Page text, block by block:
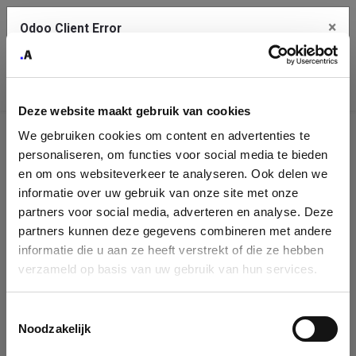
Deze website maakt gebruik van cookies
We gebruiken cookies om content en advertenties te
personaliseren, om functies voor social media te bieden
en om ons websiteverkeer te analyseren. Ook delen we
informatie over uw gebruik van onze site met onze
partners voor social media, adverteren en analyse. Deze
partners kunnen deze gegevens combineren met andere
informatie die u aan ze heeft verstrekt of die ze hebben
verzameld op basis van uw gebruik van hun services.
Noodzakelijk
Company
Identification
Please fill in your company details
You can search a company in our database by name, VAT or
enterprise ID. When a company is selected it will auto-complete the
form. If you don't find your company in our database, you can create
Odoo Client Error ×
service.
See details
Ok